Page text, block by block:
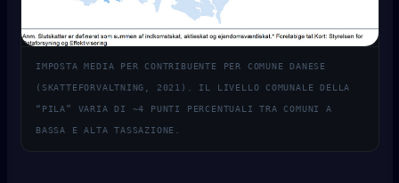
IMPOSTA MEDIA PER CONTRIBUENTE PER COMUNE DANESE
(SKATTEFORVALTNING, 2021). IL LIVELLO COMUNALE DELLA
“PILA” VARIA DI ~4 PUNTI PERCENTUALI TRA COMUNI A
BASSA E ALTA TASSAZIONE.